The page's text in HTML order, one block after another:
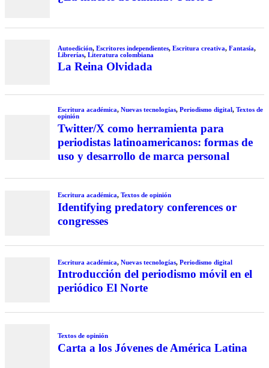
Autoedición, Escritores independientes, Escritura creativa, Fantasía,
Librerías, Literatura colombiana
La Reina Olvidada
Escritura académica, Nuevas tecnologías, Periodismo digital, Textos de
opinión
Twitter/X como herramienta para
periodistas latinoamericanos: formas de
uso y desarrollo de marca personal
Escritura académica, Textos de opinión
Identifying predatory conferences or
congresses
Escritura académica, Nuevas tecnologías, Periodismo digital
Introducción del periodismo móvil en el
periódico El Norte
Textos de opinión
Carta a los Jóvenes de América Latina